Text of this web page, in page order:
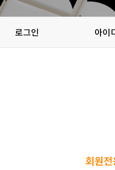
단체 및 기관소식
로그인 아이
회원